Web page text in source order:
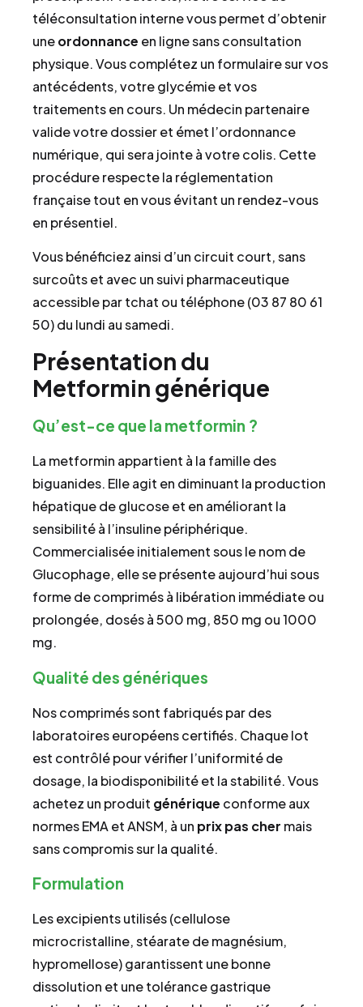
téléconsultation interne vous permet d’obtenir
uneordonnance en ligne sans consultation
physique. Vous complétez un formulaire sur vos
antécédents, votre glycémie et vos
traitements en cours. Un médecin partenaire
valide votre dossier et émet l’ordonnance
numérique, qui sera jointe à votre colis. Cette
procédure respecte la réglementation
française tout en vous évitant un rendez-vous
en présentiel.
Vous bénéficiez ainsi d’un circuit court, sans
surcoûts et avec un suivi pharmaceutique
accessible par tchat ou téléphone (03 87 80 61
50) du lundi au samedi.
Présentation du
Metformin générique
Qu’est-ce que la metformin ?
La metformin appartient à la famille des
biguanides. Elle agit en diminuant la production
hépatique de glucose et en améliorant la
sensibilité à l’insuline périphérique.
Commercialisée initialement sous le nom de
Glucophage, elle se présente aujourd’hui sous
forme de comprimés à libération immédiate ou
prolongée, dosés à 500 mg, 850 mg ou 1000
mg.
Qualité des génériques
Nos comprimés sont fabriqués par des
laboratoires européens certifiés. Chaque lot
est contrôlé pour vérifier l’uniformité de
dosage, la biodisponibilité et la stabilité. Vous
achetez un produit générique conforme aux
normes EMA et ANSM, à un prixpas cher mais
sans compromis sur la qualité.
Formulation
Les excipients utilisés (cellulose
microcristalline, stéarate de magnésium,
hypromellose) garantissent une bonne
dissolution et une tolérance gastrique